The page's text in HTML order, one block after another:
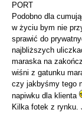
PORT
Podobno dla
w życiu bym nie
sprawić do
najbliższych
maraska na
wiśni z gatunku
czy jakbyśmy tego
napiwku dla klienta
Kilka fotek z rynku.